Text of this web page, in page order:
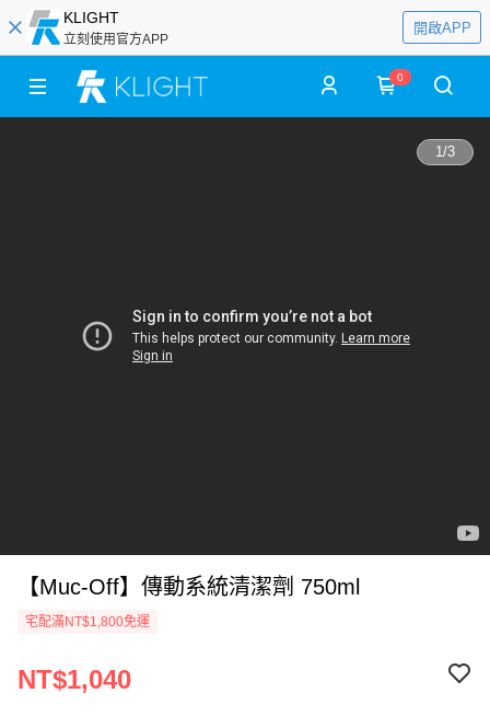
KLIGHT
立刻使用官方APP
開啟APP
0
1/3
【Muc-Off】傳動系統清潔劑 750ml
宅配滿NT$1,800免運
NT$1,040